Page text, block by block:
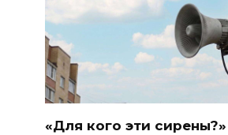
«Для кого эти